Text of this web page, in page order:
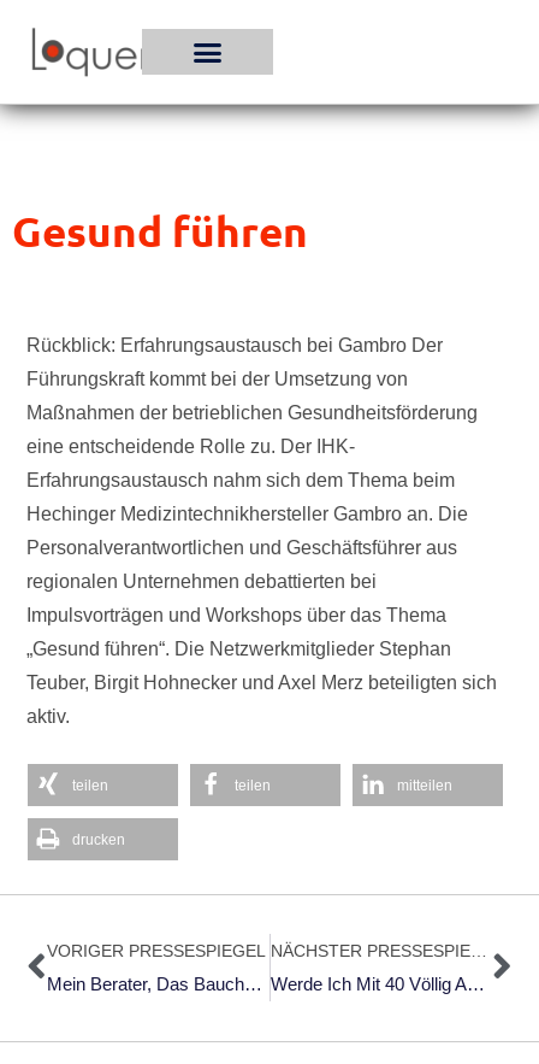
Inhalt
Gesund führen
Rückblick: Erfahrungsaustausch bei Gambro Der
Führungskraft kommt bei der Umsetzung von
Maßnahmen der betrieblichen Gesundheitsförderung
eine entscheidende Rolle zu. Der IHK-
Erfahrungsaustausch nahm sich dem Thema beim
Hechinger Medizintechnikhersteller Gambro an. Die
Personalverantwortlichen und Geschäftsführer aus
regionalen Unternehmen debattierten bei
Impulsvorträgen und Workshops über das Thema
„Gesund führen“. Die Netzwerkmitglieder Stephan
Teuber, Birgit Hohnecker und Axel Merz beteiligten sich
aktiv.
teilen teilen mitteilen
drucken
Zurück
VORIGER PRESSESPIEGEL
Mein Berater, Das Bauchgefühl
NÄCHSTER PRESSESPIEGEL
Werde Ich Mit 40 Völlig Ausgebrannt Sein, Wenn Ich Ein Erfolgreicher Consultant Werden Möchte?